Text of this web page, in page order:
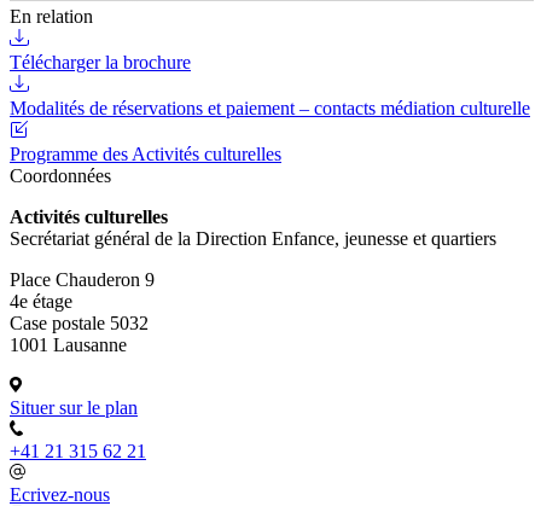
En relation
Télécharger la brochure
Modalités de réservations et paiement – contacts médiation culturelle
Programme des Activités culturelles
Coordonnées
Activités culturelles
Secrétariat général de la Direction Enfance, jeunesse et quartiers
Place Chauderon 9
4e étage
Case postale 5032
1001 Lausanne
Situer sur le plan
+41 21 315 62 21
Ecrivez-nous